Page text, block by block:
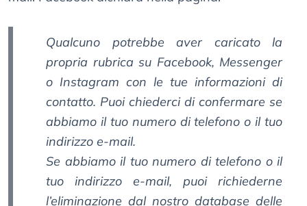
Qualcuno potrebbe aver caricato la
propria rubrica su Facebook, Messenger
o Instagram con le tue informazioni di
contatto. Puoi chiederci di confermare se
abbiamo il tuo numero di telefono o il tuo
indirizzo e-mail.
Se abbiamo il tuo numero di telefono o il
tuo indirizzo e-mail, puoi richiederne
l’eliminazione dal nostro database delle